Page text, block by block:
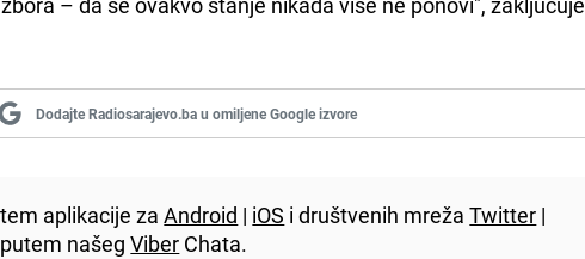
Dodajte Radiosarajevo.ba u omiljene Google izvore
aplikacije zaAndroid | iOS i društvenih mrežaTwitter |
našegViber Chata.